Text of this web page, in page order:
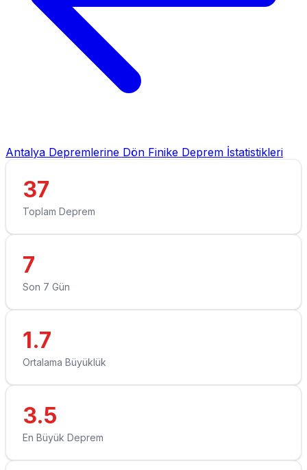
Antalya Depremlerine Dön Finike Deprem İstatistikleri
37
Toplam Deprem
7
Son 7 Gün
1.7
Ortalama Büyüklük
3.5
En Büyük Deprem